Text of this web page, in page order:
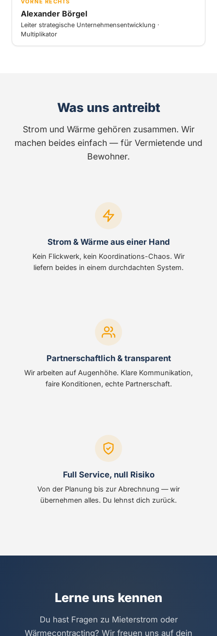
Alexander Börgel
Leiter strategische Unternehmensentwicklung ·
Multiplikator
Was uns antreibt
Strom und Wärme gehören zusammen. Wir
machen beides einfach — für Vermietende und
Bewohner.
Strom & Wärme aus einer Hand
Kein Flickwerk, kein Koordinations-Chaos. Wir
liefern beides in einem durchdachten System.
Partnerschaftlich & transparent
Wir arbeiten auf Augenhöhe. Klare Kommunikation,
faire Konditionen, echte Partnerschaft.
Full Service, null Risiko
Von der Planung bis zur Abrechnung — wir
übernehmen alles. Du lehnst dich zurück.
Lerne uns kennen
Du hast Fragen zu Mieterstrom oder
Wärmecontracting? Wir freuen uns auf dein